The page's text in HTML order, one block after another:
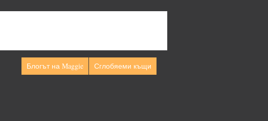
Блогът на Maggie Сглобяеми къщи